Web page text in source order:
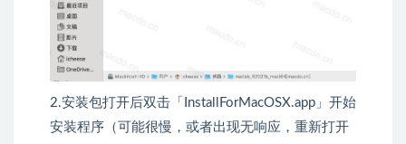
2.安装包打开后双击「InstallForMacOSX.app」开始
安装程序（可能很慢，或者出现无响应，重新打开